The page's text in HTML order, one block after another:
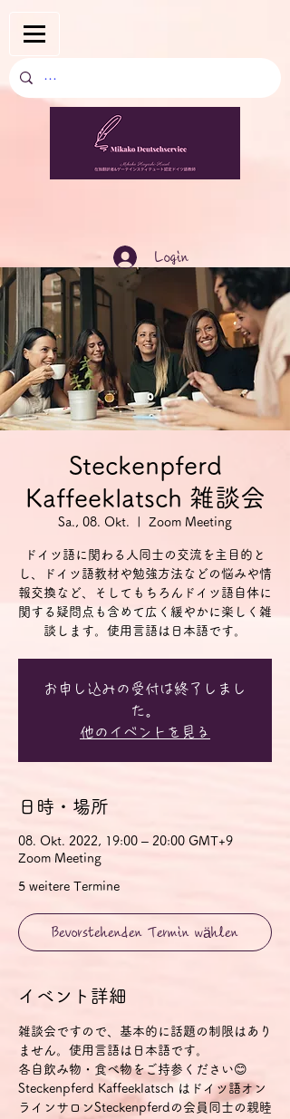
Login
Steckenpferd
Kaffeeklatsch 雑談会
Sa., 08. Okt. Zoom Meeting
ドイツ語に関わる人同士の交流を主目的と
し、ドイツ語教材や勉強方法などの悩みや情
報交換など、そしてもちろんドイツ語自体に
関する疑問点も含めて広く緩やかに楽しく雑
談します。使用言語は日本語です。
お申し込みの受付は終了しまし
た。
他のイベントを見る
日時・場所
08. Okt. 2022, 19:00 – 20:00 GMT+9
Zoom Meeting
5 weitere Termine
Bevorstehenden Termin wählen
イベント詳細
雑談会ですので、基本的に話題の制限はあり
ません。使用言語は日本語です。
各自飲み物・食べ物をご持参ください😊
Steckenpferd Kaffeeklatsch はドイツ語オン
ラインサロンSteckenpferdの会員同士の親睦